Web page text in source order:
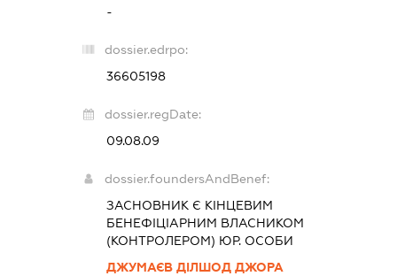
-
dossier.edrpo:
36605198
dossier.regDate:
09.08.09
dossier.foundersAndBenef:
ЗАСНОВНИК Є КІНЦЕВИМ
БЕНЕФІЦІАРНИМ ВЛАСНИКОМ
(КОНТРОЛЕРОМ) ЮР. ОСОБИ
ДЖУМАЄВ ДІЛШОД ДЖОРА